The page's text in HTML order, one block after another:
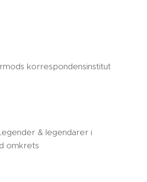
korrespondensinstitut
& legendarer i
omkrets